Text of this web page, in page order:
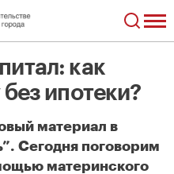
как
ипотеки?
материал в
Сегодня поговорим
материнского